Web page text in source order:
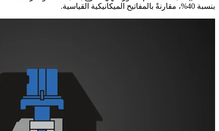
بنسبة 40%، مقارنةً بالمفاتيح الميكانيكية القياسية.